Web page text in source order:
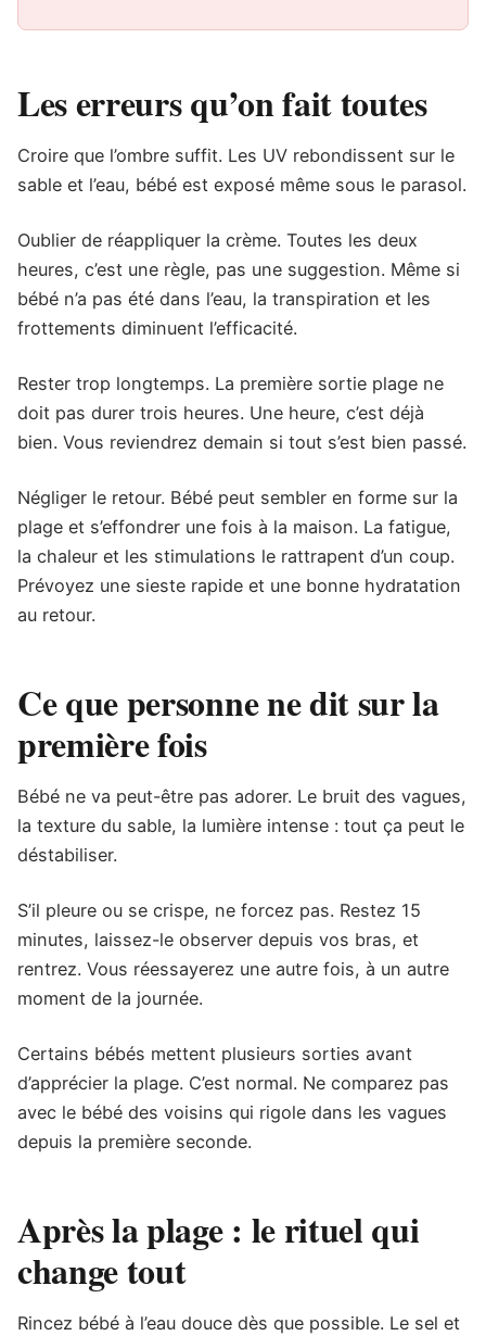
Les erreurs qu’on fait toutes
Croire que l’ombre suffit. Les UV rebondissent sur le
sable et l’eau, bébé est exposé même sous le parasol.
Oublier de réappliquer la crème. Toutes les deux
heures, c’est une règle, pas une suggestion. Même si
bébé n’a pas été dans l’eau, la transpiration et les
frottements diminuent l’efficacité.
Rester trop longtemps. La première sortie plage ne
doit pas durer trois heures. Une heure, c’est déjà
bien. Vous reviendrez demain si tout s’est bien passé.
Négliger le retour. Bébé peut sembler en forme sur la
plage et s’effondrer une fois à la maison. La fatigue,
la chaleur et les stimulations le rattrapent d’un coup.
Prévoyez une sieste rapide et une bonne hydratation
au retour.
Ce que personne ne dit sur la
première fois
Bébé ne va peut-être pas adorer. Le bruit des vagues,
la texture du sable, la lumière intense : tout ça peut le
déstabiliser.
S’il pleure ou se crispe, ne forcez pas. Restez 15
minutes, laissez-le observer depuis vos bras, et
rentrez. Vous réessayerez une autre fois, à un autre
moment de la journée.
Certains bébés mettent plusieurs sorties avant
d’apprécier la plage. C’est normal. Ne comparez pas
avec le bébé des voisins qui rigole dans les vagues
depuis la première seconde.
Après la plage : le rituel qui
change tout
Rincez bébé à l’eau douce dès que possible. Le sel et